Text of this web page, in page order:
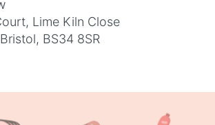
Lime Kiln Close
BS34 8SR